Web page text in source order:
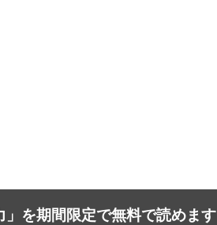
を期間限定で無料で読めます